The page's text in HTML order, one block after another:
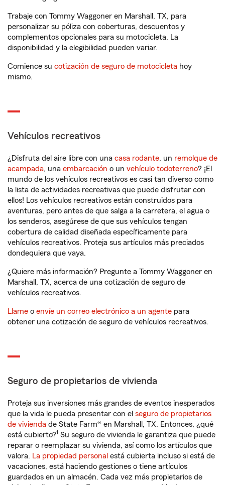
Trabaje con Tommy Waggoner en Marshall, TX, para
personalizar su póliza con coberturas, descuentos y
complementos opcionales para su motocicleta. La
disponibilidad y la elegibilidad pueden variar.
Comience su cotización de seguro de motocicleta hoy
mismo.
Vehículos recreativos
¿Disfruta del aire libre con una casa rodante, un remolque de
acampada, una embarcación o un vehículo todoterreno? ¡El
mundo de los vehículos recreativos es casi tan diverso como
la lista de actividades recreativas que puede disfrutar con
ellos! Los vehículos recreativos están construidos para
aventuras, pero antes de que salga a la carretera, el agua o
los senderos, asegúrese de que sus vehículos tengan
cobertura de calidad diseñada específicamente para
vehículos recreativos. Proteja sus artículos más preciados
dondequiera que vaya.
¿Quiere más información? Pregunte a Tommy Waggoner en
Marshall, TX, acerca de una cotización de seguro de
vehículos recreativos.
Llame o envíe un correo electrónico a un agente para
obtener una cotización de seguro de vehículos recreativos.
Seguro de propietarios de vivienda
Proteja sus inversiones más grandes de eventos inesperados
que la vida le pueda presentar con el seguro de propietarios
de vivienda de State Farm® en Marshall, TX. Entonces, ¿qué
está cubierto?1 Su seguro de vivienda le garantiza que puede
reparar o reemplazar su vivienda, así como los artículos que
valora. La propiedad personal está cubierta incluso si está de
vacaciones, está haciendo gestiones o tiene artículos
guardados en un almacén. Cada vez más propietarios de